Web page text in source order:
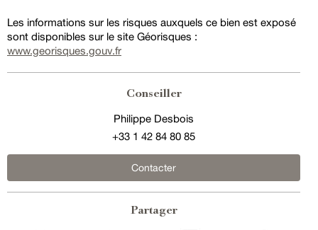
Les informations sur les risques auxquels ce bien est exposé
sont disponibles sur le site Géorisques :
www.georisques.gouv.fr
Conseiller
Philippe Desbois
+33 1 42 84 80 85
Contacter
Partager